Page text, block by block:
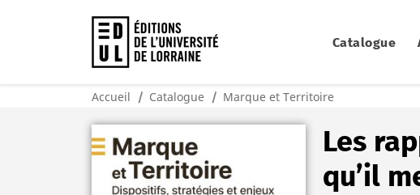
Catalogue
Accueil Catalogue Marque et Territoire
Les
qu’il